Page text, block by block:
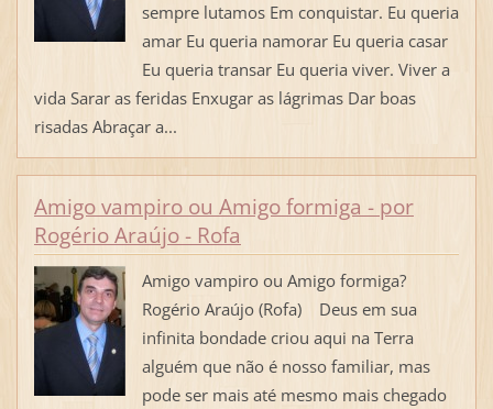
sempre lutamos Em conquistar. Eu queria
amar Eu queria namorar Eu queria casar
Eu queria transar Eu queria viver. Viver a
vida Sarar as feridas Enxugar as lágrimas Dar boas
risadas Abraçar a...
Amigo vampiro ou Amigo formiga - por
Rogério Araújo - Rofa
Amigo vampiro ou Amigo formiga?
Rogério Araújo (Rofa) Deus em sua
infinita bondade criou aqui na Terra
alguém que não é nosso familiar, mas
pode ser mais até mesmo mais chegado